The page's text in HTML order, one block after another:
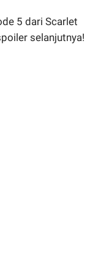
5 dari Scarlet
selanjutnya!